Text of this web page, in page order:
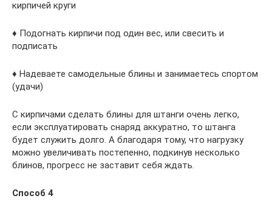
кирпичей круги
♦ Подогнать кирпичи под один вес, или свесить и
подписать
♦ Надеваете самодельные блины и занимаетесь спортом
(удачи)
С кирпичами сделать блины для штанги очень легко,
если эксплуатировать снаряд аккуратно, то штанга
будет служить долго. А благодаря тому, что нагрузку
можно увеличивать постепенно, подкинув несколько
блинов, прогресс не заставит себя ждать.
Способ 4